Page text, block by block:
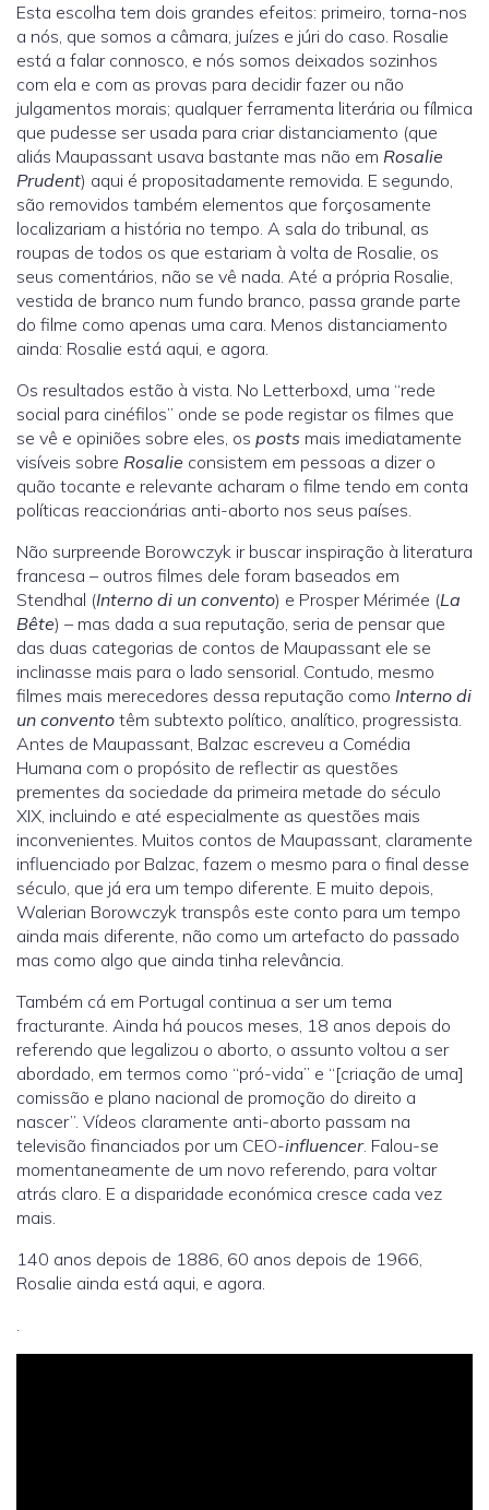
Esta escolha tem dois grandes efeitos: primeiro, torna-nos
a nós, que somos a câmara, juízes e júri do caso. Rosalie
está a falar connosco, e nós somos deixados sozinhos
com ela e com as provas para decidir fazer ou não
julgamentos morais; qualquer ferramenta literária ou fílmica
que pudesse ser usada para criar distanciamento (que
aliás Maupassant usava bastante mas não em Rosalie
Prudent) aqui é propositadamente removida. E segundo,
são removidos também elementos que forçosamente
localizariam a história no tempo. A sala do tribunal, as
roupas de todos os que estariam à volta de Rosalie, os
seus comentários, não se vê nada. Até a própria Rosalie,
vestida de branco num fundo branco, passa grande parte
do filme como apenas uma cara. Menos distanciamento
ainda: Rosalie está aqui, e agora.
Os resultados estão à vista. No Letterboxd, uma “rede
social para cinéfilos” onde se pode registar os filmes que
se vê e opiniões sobre eles, os posts mais imediatamente
visíveis sobre Rosalie consistem em pessoas a dizer o
quão tocante e relevante acharam o filme tendo em conta
políticas reaccionárias anti-aborto nos seus países.
Não surpreende Borowczyk ir buscar inspiração à literatura
francesa – outros filmes dele foram baseados em
Stendhal (Interno di un convento) e Prosper Mérimée (La
Bête) – mas dada a sua reputação, seria de pensar que
das duas categorias de contos de Maupassant ele se
inclinasse mais para o lado sensorial. Contudo, mesmo
filmes mais merecedores dessa reputação como Interno di
un convento têm subtexto político, analítico, progressista.
Antes de Maupassant, Balzac escreveu a Comédia
Humana com o propósito de reflectir as questões
prementes da sociedade da primeira metade do século
XIX, incluindo e até especialmente as questões mais
inconvenientes. Muitos contos de Maupassant, claramente
influenciado por Balzac, fazem o mesmo para o final desse
século, que já era um tempo diferente. E muito depois,
Walerian Borowczyk transpôs este conto para um tempo
ainda mais diferente, não como um artefacto do passado
mas como algo que ainda tinha relevância.
Também cá em Portugal continua a ser um tema
fracturante. Ainda há poucos meses, 18 anos depois do
referendo que legalizou o aborto, o assunto voltou a ser
abordado, em termos como “pró-vida” e “[criação de uma]
comissão e plano nacional de promoção do direito a
nascer”. Vídeos claramente anti-aborto passam na
televisão financiados por um CEO-influencer. Falou-se
momentaneamente de um novo referendo, para voltar
atrás claro. E a disparidade económica cresce cada vez
mais.
140 anos depois de 1886, 60 anos depois de 1966,
Rosalie ainda está aqui, e agora.
.